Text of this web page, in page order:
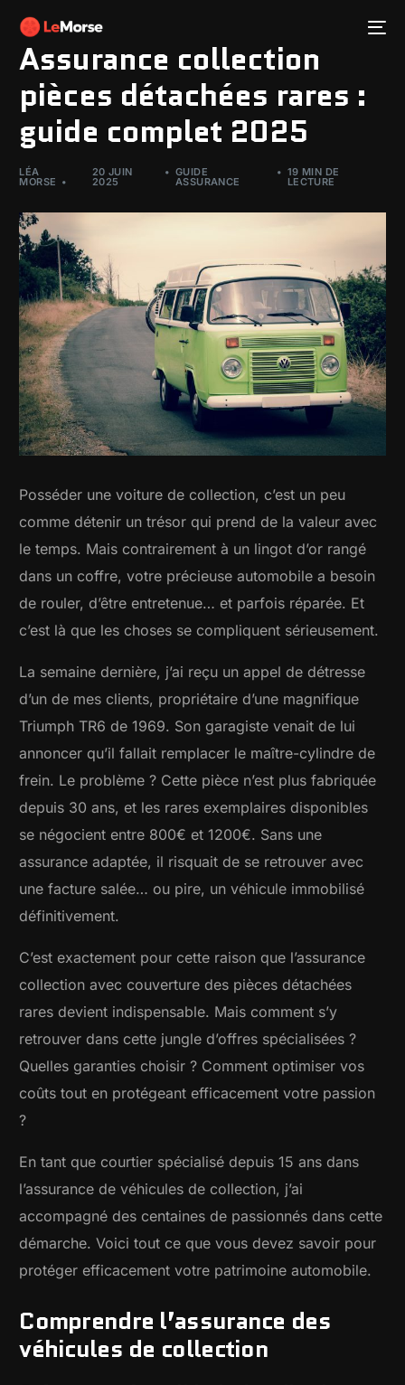
Assurance collection
pièces détachées rares :
guide complet 2025
LÉA
MORSE
20 JUIN
2025
GUIDE
ASSURANCE
19 MIN DE
LECTURE
Posséder une voiture de collection, c’est un peu
comme détenir un trésor qui prend de la valeur avec
le temps. Mais contrairement à un lingot d’or rangé
dans un coffre, votre précieuse automobile a besoin
de rouler, d’être entretenue… et parfois réparée. Et
c’est là que les choses se compliquent sérieusement.
La semaine dernière, j’ai reçu un appel de détresse
d’un de mes clients, propriétaire d’une magnifique
Triumph TR6 de 1969. Son garagiste venait de lui
annoncer qu’il fallait remplacer le maître-cylindre de
frein. Le problème ? Cette pièce n’est plus fabriquée
depuis 30 ans, et les rares exemplaires disponibles
se négocient entre 800€ et 1200€. Sans une
assurance adaptée, il risquait de se retrouver avec
une facture salée… ou pire, un véhicule immobilisé
définitivement.
C’est exactement pour cette raison que l’assurance
collection avec couverture des pièces détachées
rares devient indispensable. Mais comment s’y
retrouver dans cette jungle d’offres spécialisées ?
Quelles garanties choisir ? Comment optimiser vos
coûts tout en protégeant efficacement votre passion
?
En tant que courtier spécialisé depuis 15 ans dans
l’assurance de véhicules de collection, j’ai
accompagné des centaines de passionnés dans cette
démarche. Voici tout ce que vous devez savoir pour
protéger efficacement votre patrimoine automobile.
Comprendre l’assurance des
véhicules de collection